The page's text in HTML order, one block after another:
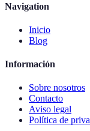
Navigation
Inicio
Blog
Información
Sobre nosotros
Contacto
Aviso legal
Política de